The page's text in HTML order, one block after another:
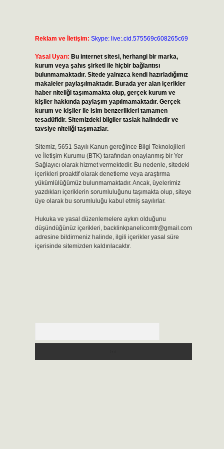
Reklam ve İletişim: Skype: live:.cid.575569c608265c69
Yasal Uyarı: Bu internet sitesi, herhangi bir marka,
kurum veya şahıs şirketi ile hiçbir bağlantısı
bulunmamaktadır. Sitede yalnızca kendi hazırladığımız
makaleler paylaşılmaktadır. Burada yer alan içerikler
haber niteliği taşımamakta olup, gerçek kurum ve
kişiler hakkında paylaşım yapılmamaktadır. Gerçek
kurum ve kişiler ile isim benzerlikleri tamamen
tesadüfidir. Sitemizdeki bilgiler taslak halindedir ve
tavsiye niteliği taşımazlar.
Sitemiz, 5651 Sayılı Kanun gereğince Bilgi Teknolojileri
ve İletişim Kurumu (BTK) tarafından onaylanmış bir Yer
Sağlayıcı olarak hizmet vermektedir. Bu nedenle, sitedeki
içerikleri proaktif olarak denetleme veya araştırma
yükümlülüğümüz bulunmamaktadır. Ancak, üyelerimiz
yazdıkları içeriklerin sorumluluğunu taşımakta olup, siteye
üye olarak bu sorumluluğu kabul etmiş sayılırlar.
Hukuka ve yasal düzenlemelere aykırı olduğunu
düşündüğünüz içerikleri, backlinkpanelicomtr@gmail.com
adresine bildirmeniz halinde, ilgili içerikler yasal süre
içerisinde sitemizden kaldırılacaktır.